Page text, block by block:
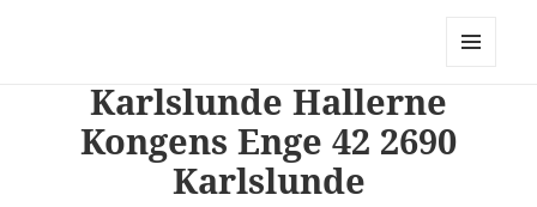
PhotoStory – en rejse i billeder og
Karlslunde Hallerne
Kongens Enge 42 2690
Karlslunde